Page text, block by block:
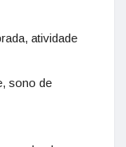
atividade
sono de